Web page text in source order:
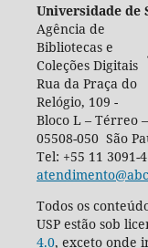
Universidade de
Agência de
Bibliotecas e
Coleções Digitais
Rua da Praça do
Relógio, 109 -
Bloco L – Térreo
05508-050 São
Tel: +55 11
Todos os
USP estão sob
4.0, exceto onde